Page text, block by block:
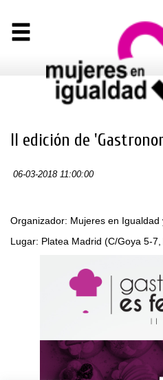
II edición de
06-03-2018 11:00:00
Organizador: Mujeres en Igualdad
Lugar: Platea Madrid (C/Goya 5-